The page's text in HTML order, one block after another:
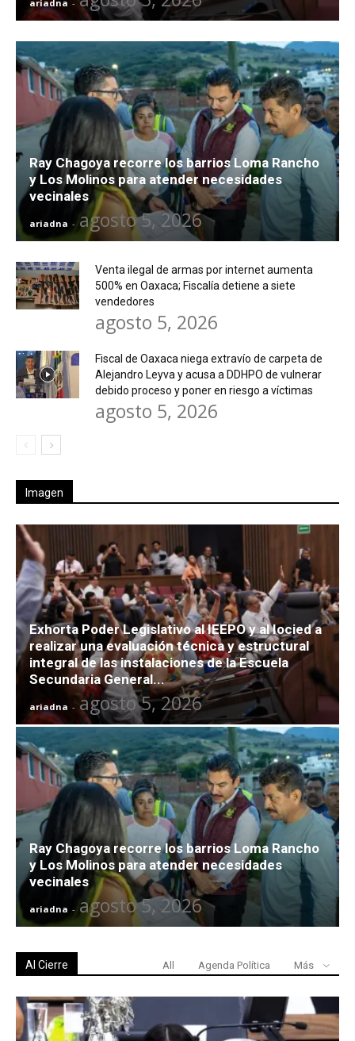
ariadna -
Ray Chagoya recorre los barrios Loma Rancho
y Los Molinos para atender necesidades
vecinales
ariadna - agosto 5, 2026
Venta ilegal de armas por internet aumenta
500% en Oaxaca; Fiscalía detiene a siete
vendedores
agosto 5, 2026
Fiscal de Oaxaca niega extravío de carpeta de
Alejandro Leyva y acusa a DDHPO de vulnerar
debido proceso y poner en riesgo a víctimas
agosto 5, 2026
Imagen
Exhorta Poder Legislativo al IEEPO y al Iocied a
realizar una evaluación técnica y estructural
integral de las instalaciones de la Escuela
Secundaria General...
ariadna - agosto 5, 2026
Ray Chagoya recorre los barrios Loma Rancho
y Los Molinos para atender necesidades
vecinales
ariadna - agosto 5, 2026
Al Cierre All Agenda Política Más